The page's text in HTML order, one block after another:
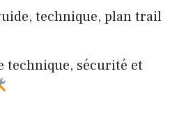
technique, plan trail
sécurité et